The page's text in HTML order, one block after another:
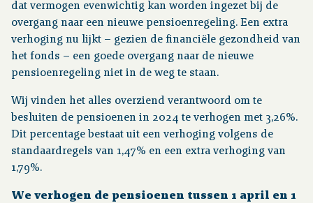
dat vermogen evenwichtig kan worden ingezet bij de
overgang naar een nieuwe pensioenregeling. Een extra
verhoging nu lijkt – gezien de financiële gezondheid van
het fonds – een goede overgang naar de nieuwe
pensioenregeling niet in de weg te staan.
Wij vinden het alles overziend verantwoord om te
besluiten de pensioenen in 2024 te verhogen met 3,26%.
Dit percentage bestaat uit een verhoging volgens de
standaardregels van 1,47% en een extra verhoging van
1,79%.
We verhogen de pensioenen tussen 1 april en 1